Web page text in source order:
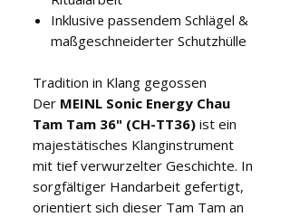
Inklusive passendem Schlägel &
maßgeschneiderter Schutzhülle
Tradition in Klang gegossen
Der MEINL Sonic Energy Chau
Tam Tam 36" (CH-TT36) ist ein
majestätisches Klanginstrument
mit tief verwurzelter Geschichte. In
sorgfältiger Handarbeit gefertigt,
orientiert sich dieser Tam Tam an